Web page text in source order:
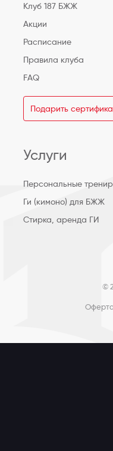
Клуб 187 БЖЖ
Акции
Расписание
Правила клуба
FAQ
Подарить
Услуги
Персональные
Ги (кимоно) для БЖЖ
Стирка, аренда ГИ
©